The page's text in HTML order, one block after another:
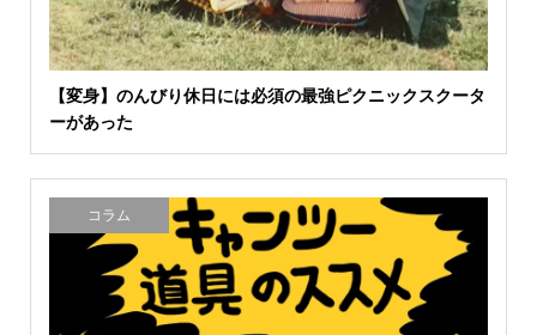
【変身】のんびり休日には必須の最強ピクニックスクータ
ーがあった
コラム